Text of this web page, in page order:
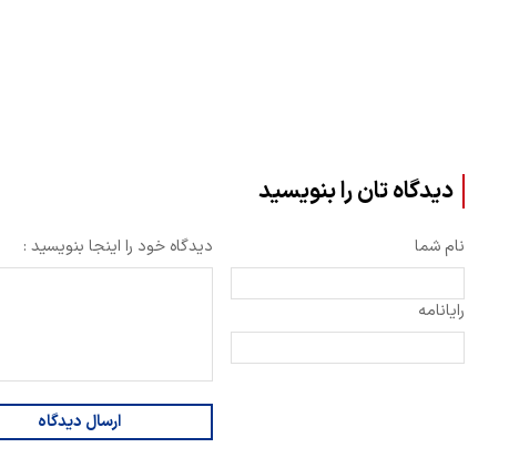
دیدگاه تان را بنویسید
نام شما
رایانامه
دیدگاه خود را اینجا بنویسید :
ارسال دیدگاه